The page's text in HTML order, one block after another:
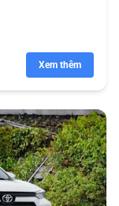
Xem thêm